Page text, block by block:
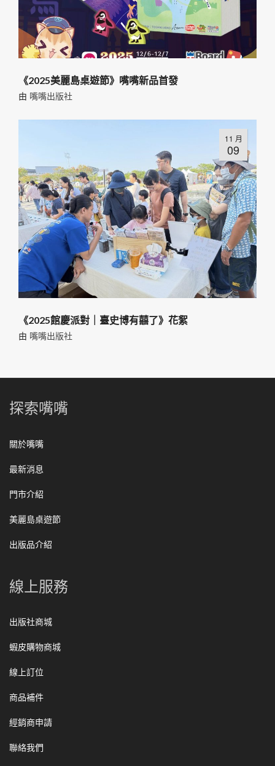
《2025美麗島桌遊節》嘴嘴新品首發
由 嘴嘴出版社
11 月
09
《2025館慶派對｜臺史博有囍了》花絮
由 嘴嘴出版社
探索嘴嘴
關於嘴嘴
最新消息
門市介紹
美麗島桌遊節
出版品介紹
線上服務
出版社商城
蝦皮購物商城
線上訂位
商品補件
經銷商申請
聯絡我們